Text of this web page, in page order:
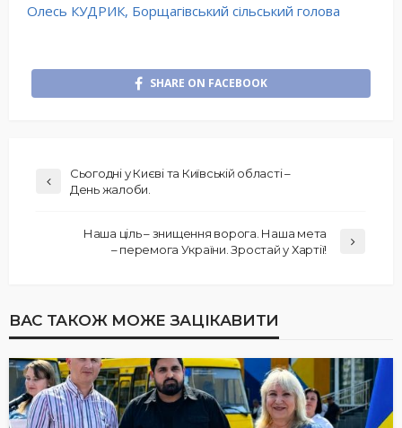
Олесь КУДРИК, Борщагівський сільський голова
SHARE ON FACEBOOK
Сьогодні у Києві та Київській області –
День жалоби.
Наша ціль – знищення ворога. Наша мета
– перемога України. Зростай у Хартії!
ВАС ТАКОЖ МОЖЕ ЗАЦІКАВИТИ